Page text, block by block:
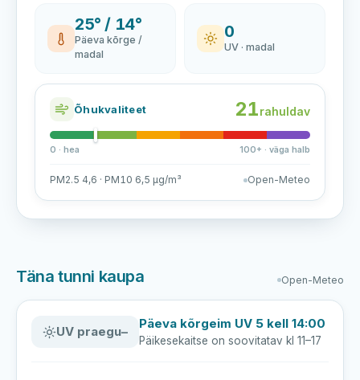
25° / 14°
Päeva kõrge /
madal
0
UV · madal
Õhukvaliteet 21rahuldav
0 · hea 100+ · väga halb
PM2.5 4,6 · PM10 6,5 µg/m³ Open-Meteo
Täna tunni kaupa Open-Meteo
UV praegu–
Päeva kõrgeim UV 5 kell 14:00
Päikesekaitse on soovitatav kl 11–17